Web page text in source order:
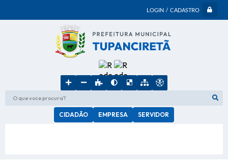
LOGIN / CADASTRO
O que voce procura?
CIDADÃO EMPRESA SERVIDOR